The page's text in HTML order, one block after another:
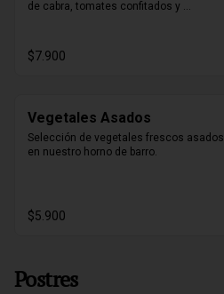
de cabra, tomates confitados y
$7.900
Vegetales Asados
Selección de vegetales frescos asados
en nuestro horno de barro.
$5.900
Postres